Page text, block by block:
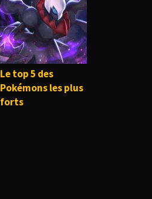
Le top 5 des
Pokémons les plus
forts